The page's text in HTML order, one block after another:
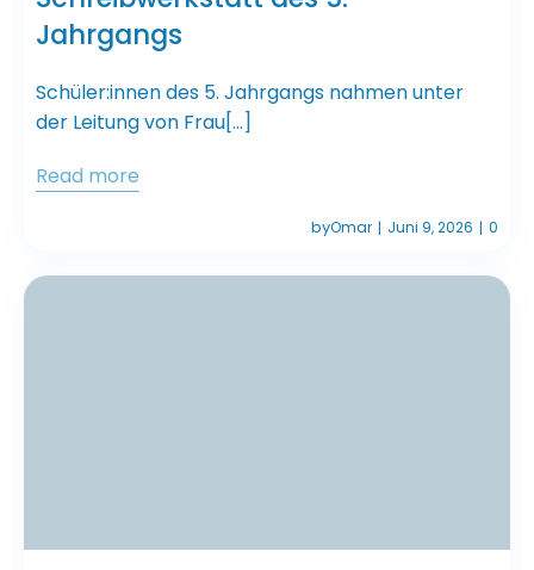
Jahrgangs
Schüler:innen des 5. Jahrgangs nahmen unter
der Leitung von Frau[…]
Read more
byOmar | Juni 9, 2026 | 0